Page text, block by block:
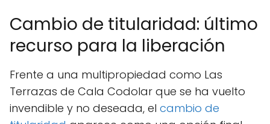
Cambio de titularidad: último
recurso para la liberación
Frente a una multipropiedad como Las
Terrazas de Cala Codolar que se ha vuelto
invendible y no deseada, el cambio de